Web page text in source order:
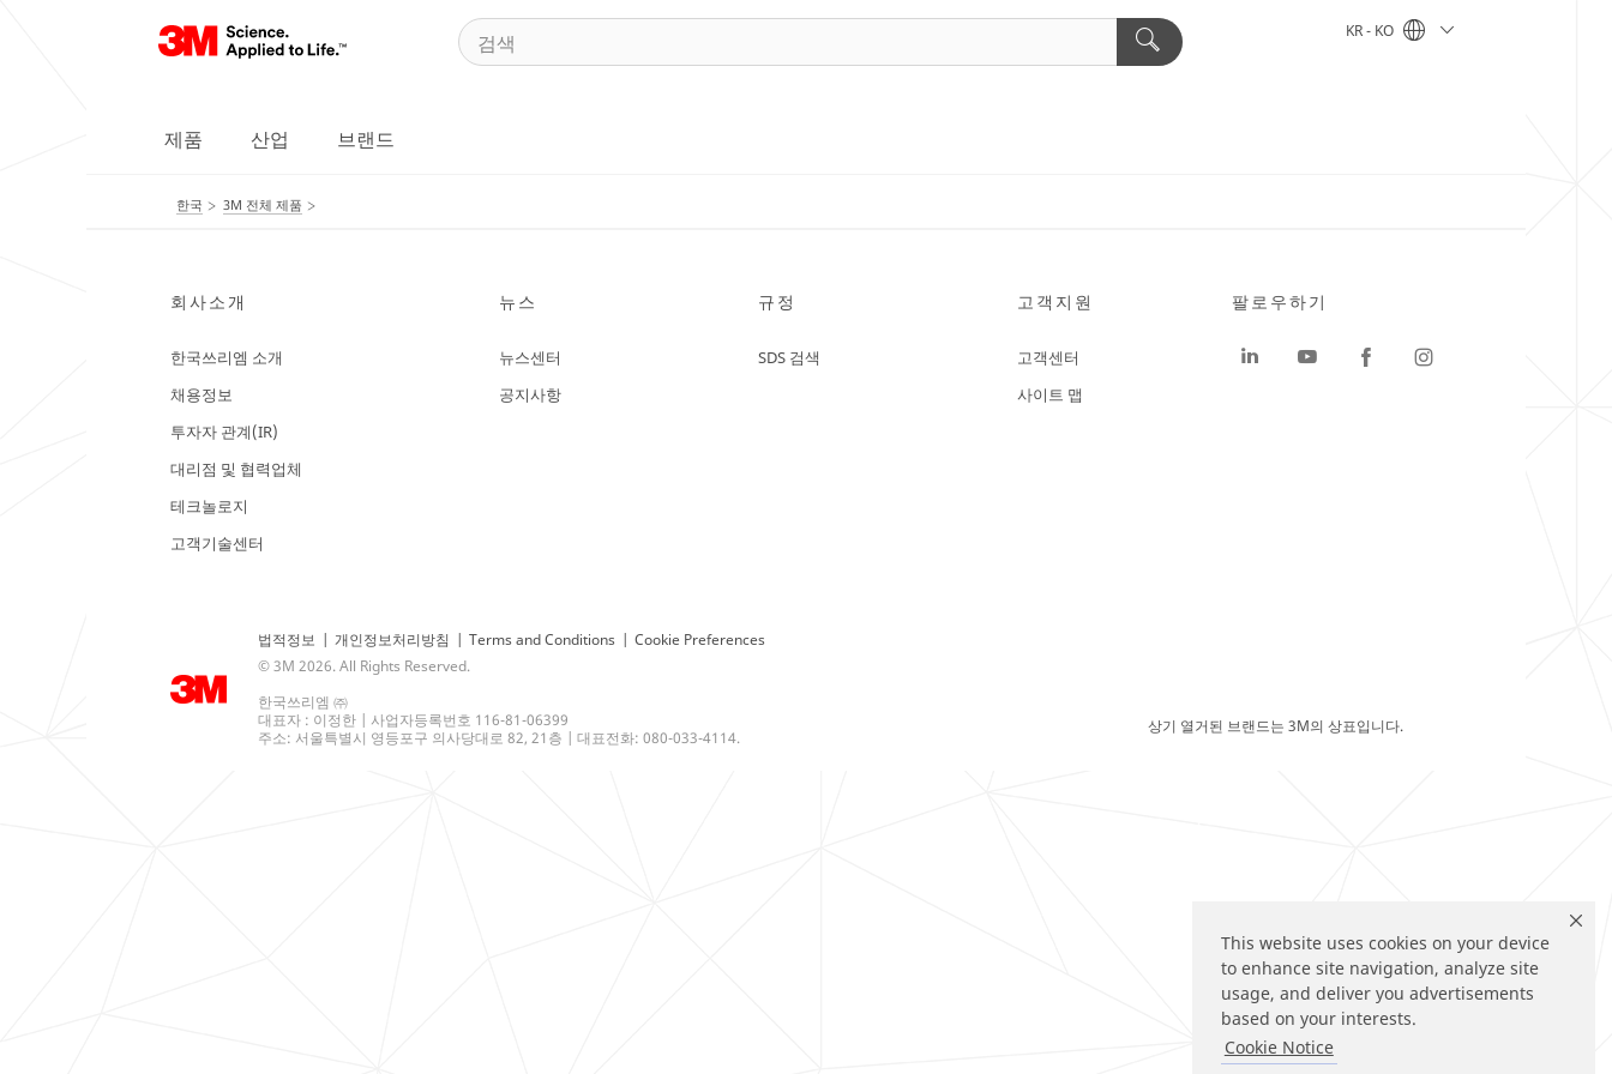
This website uses cookies on your device
to enhance site navigation, analyze site
usage, and deliver you advertisements
based on your interests.
Cookie Notice
KR - KO
제품 산업 브랜드
한국 3M 전체 제품
회사소개
한국쓰리엠 소개
채용정보
투자자 관계(IR)
대리점 및 협력업체
테크놀로지
고객기술센터
뉴스
뉴스센터
공지사항
규정
SDS 검색
고객지원
고객센터
사이트 맵
법적정보 | 개인정보처리방침 | Terms and Conditions | Cookie Preferences
© 3M 2026. All Rights Reserved.
한국쓰리엠 ㈜
대표자 : 이정한 | 사업자등록번호 116-81-06399
주소: 서울특별시 영등포구 의사당대로 82, 21층 | 대표전화: 080-033-4114.
팔로우하기
상기 열거된 브랜드는 3M의 상표입니다.